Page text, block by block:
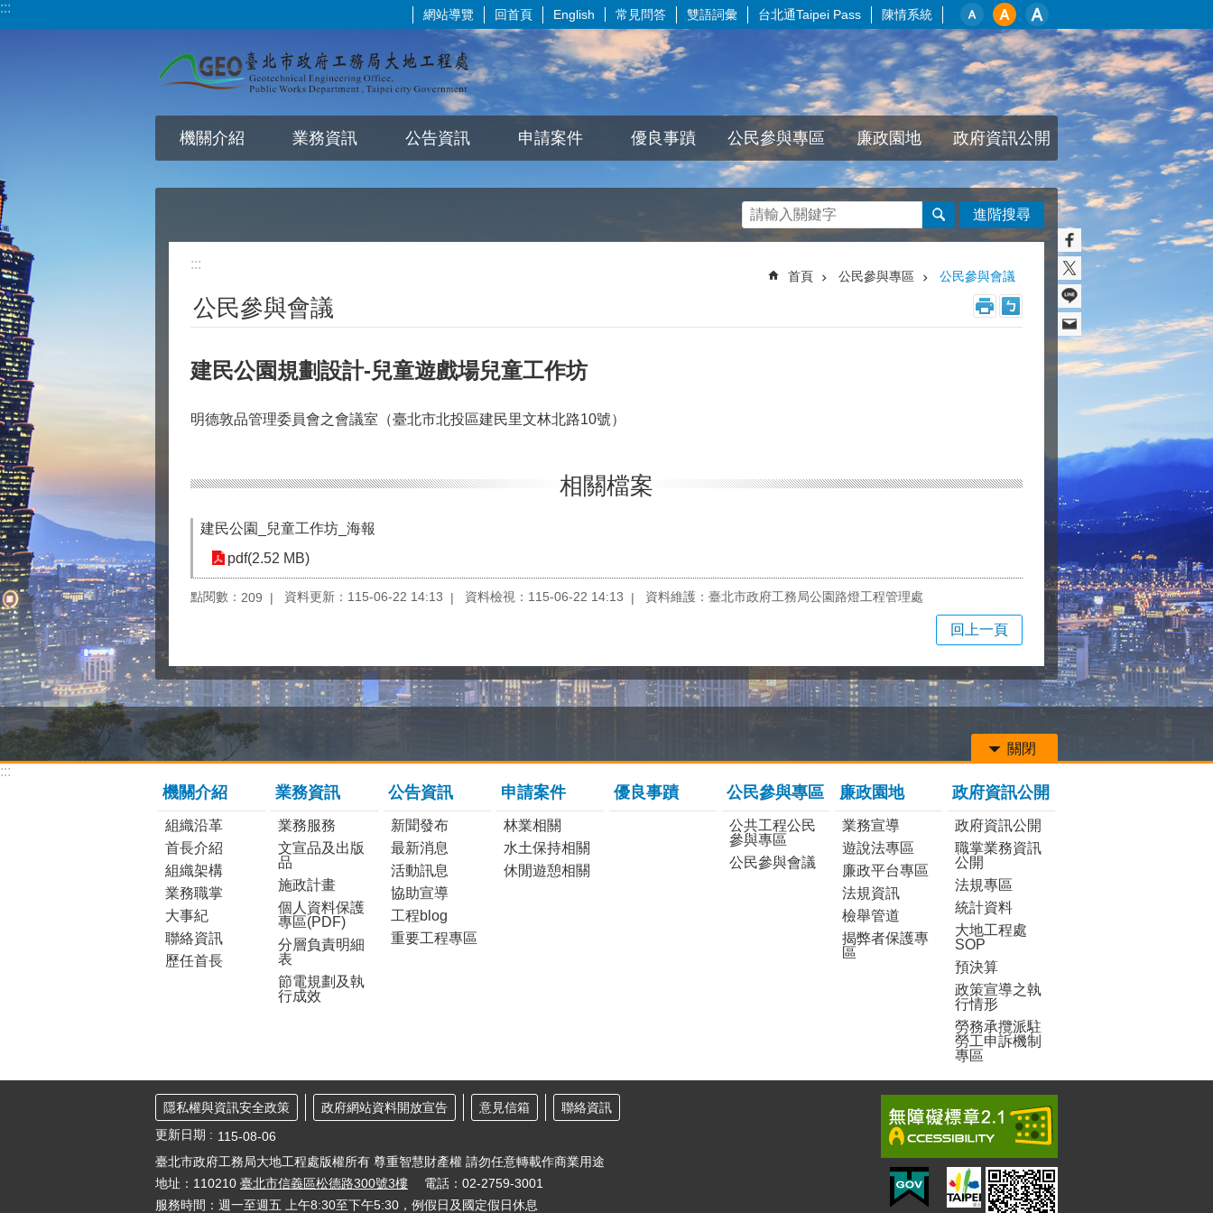
跳到主要內容區塊
::: 網站導覽 回首頁 English 常見問答 雙語詞彙 台北通Taipei Pass 陳情系統
機關介紹 業務資訊 公告資訊 申請案件 優良事蹟 公民參與專區 廉政園地 政府資訊公開
進階搜尋
:::
首頁 公民參與專區 公民參與會議
公民參與會議
建民公園規劃設計-兒童遊戲場兒童工作坊
明德敦品管理委員會之會議室（臺北市北投區建民里文林北路10號）
相關檔案
建民公園_兒童工作坊_海報
pdf(2.52 MB)
點閱數： 209 資料更新：115-06-22 14:13 資料檢視：115-06-22 14:13 資料維護：臺北市政府工務局公園路燈工程管理處
回上一頁
關閉
:::
機關介紹
組織沿革
首長介紹
組織架構
業務職掌
大事紀
聯絡資訊
歷任首長
業務資訊
業務服務
文宣品及出版
品
施政計畫
個人資料保護
專區(PDF)
分層負責明細
表
節電規劃及執
行成效
公告資訊
新聞發布
最新消息
活動訊息
協助宣導
工程blog
重要工程專區
申請案件
林業相關
水土保持相關
休閒遊憩相關
優良事蹟 公民參與專區
公共工程公民
參與專區
公民參與會議
廉政園地
業務宣導
遊說法專區
廉政平台專區
法規資訊
檢舉管道
揭弊者保護專
區
政府資訊公開
政府資訊公開
職掌業務資訊
公開
法規專區
統計資料
大地工程處
SOP
預決算
政策宣導之執
行情形
勞務承攬派駐
勞工申訴機制
專區
隱私權與資訊安全政策 政府網站資料開放宣告 意見信箱
聯絡資訊
更新日期
115-08-06
臺北市政府工務局大地工程處版權所有 尊重智慧財產權 請勿任意轉載作商業用途
地址：110210 臺北市信義區松德路300號3樓 電話：02-2759-3001
服務時間：週一至週五 上午8:30至下午5:30，例假日及國定假日休息